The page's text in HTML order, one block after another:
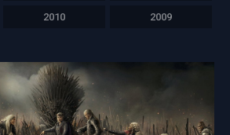
2010 2009